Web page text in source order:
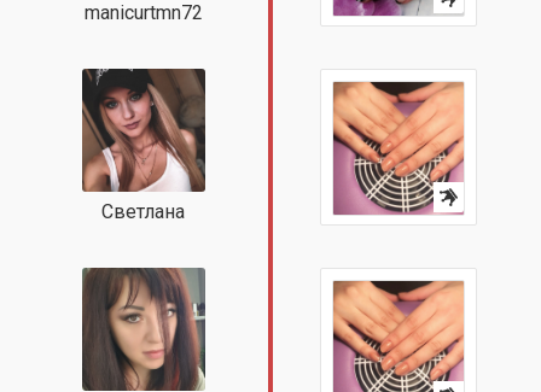
manicurtmn72
Светлана